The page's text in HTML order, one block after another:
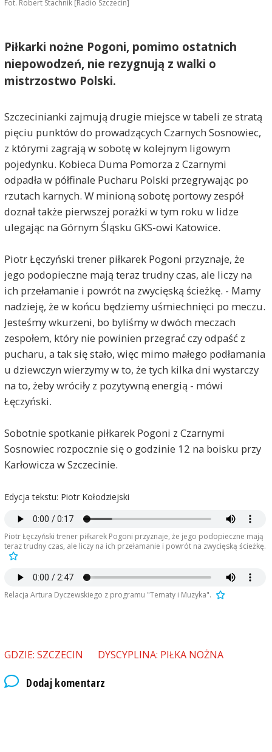
Fot. Robert Stachnik [Radio Szczecin]
Piłkarki nożne Pogoni, pomimo ostatnich
niepowodzeń, nie rezygnują z walki o
mistrzostwo Polski.
Szczecinianki zajmują drugie miejsce w tabeli ze stratą
pięciu punktów do prowadzących Czarnych Sosnowiec,
z którymi zagrają w sobotę w kolejnym ligowym
pojedynku. Kobieca Duma Pomorza z Czarnymi
odpadła w półfinale Pucharu Polski przegrywając po
rzutach karnych. W minioną sobotę portowy zespół
doznał także pierwszej porażki w tym roku w lidze
ulegając na Górnym Śląsku GKS-owi Katowice.
Piotr Łęczyński trener piłkarek Pogoni przyznaje, że
jego podopieczne mają teraz trudny czas, ale liczy na
ich przełamanie i powrót na zwycięską ścieżkę. - Mamy
nadzieję, że w końcu będziemy uśmiechnięci po meczu.
Jesteśmy wkurzeni, bo byliśmy w dwóch meczach
zespołem, który nie powinien przegrać czy odpaść z
pucharu, a tak się stało, więc mimo małego podłamania
u dziewczyn wierzymy w to, że tych kilka dni wystarczy
na to, żeby wróciły z pozytywną energią - mówi
Łęczyński.
Sobotnie spotkanie piłkarek Pogoni z Czarnymi
Sosnowiec rozpocznie się o godzinie 12 na boisku przy
Karłowicza w Szczecinie.
Edycja tekstu: Piotr Kołodziejski
Piotr Łęczyński trener piłkarek Pogoni przyznaje, że jego podopieczne mają
teraz trudny czas, ale liczy na ich przełamanie i powrót na zwycięską ścieżkę.
Relacja Artura Dyczewskiego z programu "Tematy i Muzyka".
GDZIE: SZCZECIN DYSCYPLINA: PIŁKA NOŻNA
Dodaj komentarz